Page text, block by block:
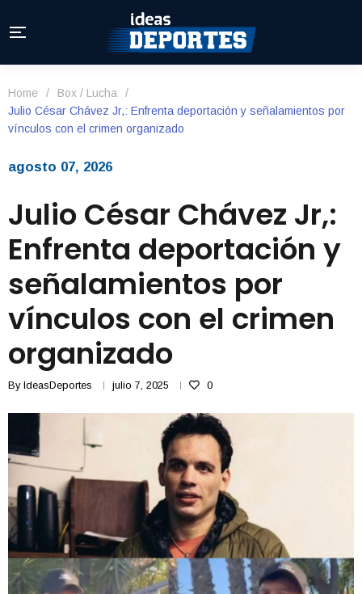
Home / Box / Lucha
/
Julio César Chávez Jr,: Enfrenta deportación y señalamientos por
vínculos con el crimen organizado
agosto 07, 2026
Julio César Chávez Jr,:
Enfrenta deportación y
señalamientos por
vínculos con el crimen
organizado
By IdeasDeportes julio 7, 2025 0